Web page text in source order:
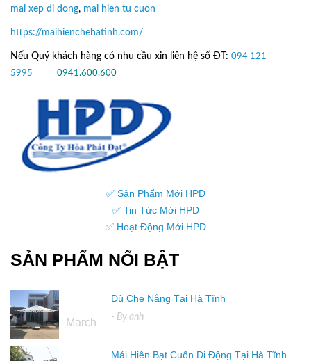
mai xep di dong, mai hien tu cuon
https://maihienchehatinh.com/
Nếu Quý khách hàng có nhu cầu xin liên hệ số ĐT: 094 121
5995
0941.600.600
✅ Sản Phẩm Mới HPD
✅ Tin Tức Mới HPD
✅ Hoạt Động Mới HPD
SẢN PHẨM NỔI BẬT
March
Dù Che Nắng Tại Hà Tĩnh
- By anh
Mái Hiên Bạt Cuốn Di Động Tại Hà Tĩnh